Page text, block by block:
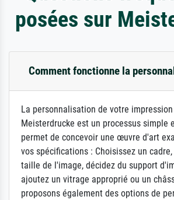
posées sur
Comment fonctionne la
La personnalisation de votre
Meisterdrucke est un processus simple
permet de concevoir une œuvre d'art
vos spécifications : Choisissez un
taille de l'image, décidez du support
ajoutez un vitrage approprié ou un
proposons également des options de